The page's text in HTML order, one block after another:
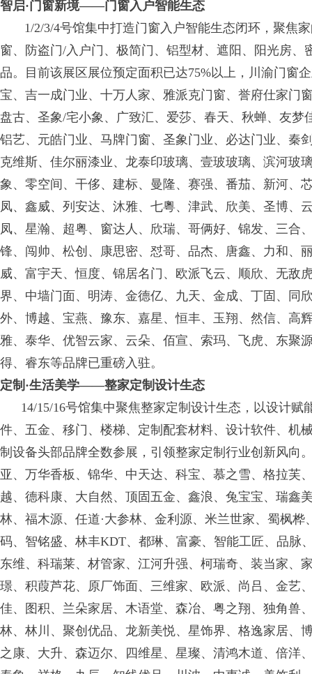
智启·门窗新境——门窗入户智能生态
1/2/3/4号馆集中打造门窗入户智能生态闭环，聚焦
窗、防盗门/入户门、极简门、铝型材、遮阳、阳光房
品。目前该展区展位预定面积已达75%以上，川渝门窗
宝、吉一成门业、十万人家、雅派克门窗、誉府仕家门
盘古、圣象/宅小象、广致汇、爱莎、春天、秋蝉、友
铝艺、元皓门业、马牌门窗、圣象门业、必达门业、秦
克维斯、佳尔丽漆业、龙泰印玻璃、壹玻玻璃、滨河玻
象、零空间、干侈、建标、曼隆、赛强、番茄、新河、
凤、鑫威、列安达、沐雅、七粵、津武、欣美、圣博、
凤、星瀚、超粤、窗达人、欣瑞、哥俩好、锦发、三合
锋、闯帅、松创、康思密、怼哥、品杰、唐鑫、力和、
威、富宇天、恒度、锦居名门、欧派飞云、顺欣、无敌
界、中墙门面、明涛、金德亿、九天、金成、丁固、同
外、博越、宝燕、豫东、嘉星、恒丰、玉翔、然信、高
雅、泰华、优智云家、云朵、佰宣、索玛、飞虎、东聚
得、睿东等品牌已重磅入驻。
定制·生活美学——整家定制设计生态
14/15/16号馆集中聚焦整家定制设计生态，以设计赋
件、五金、移门、楼梯、定制配套材料、设计软件、机
制设备头部品牌全数参展，引领整家定制行业创新风向
亚、万华香板、锦华、中天达、科宝、慕之雪、格拉芙
越、德科康、大自然、顶固五金、鑫浪、兔宝宝、瑞鑫
林、福木源、任道·大参林、金利源、米兰世家、蜀枫
码、智铭盛、林丰KDT、都琳、富豪、智能工匠、品脉
东维、科瑞莱、材管家、江河升强、柯瑞奇、装当家、
璟、积葭芦花、原厂饰面、三维家、欧派、尚吕、金艺
佳、图积、兰朵家居、木语堂、森冶、粤之翔、独角兽
林、林川、聚创优品、龙新美悦、星饰界、格逸家居、
之康、大升、森迈尔、四维星、星璨、清鸿木道、倍洋